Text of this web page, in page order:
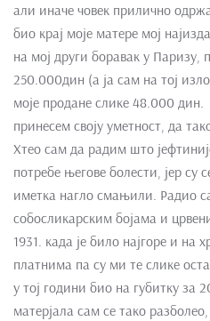
али иначе човек прилично
био крај моје матере мој
на мој други боравак у
250.000дин (а ја сам на тој
моје продане слике 48.000
принесем своју уметност, да
Хтео сам да радим што
потребе његове болести, јер су
иметка нагло смањили. Радио
собосликарским бојама и
1931. када је било најгоре и на
платнима па су ми те слике
у тој години био на губитку за
матерјала сам се тако